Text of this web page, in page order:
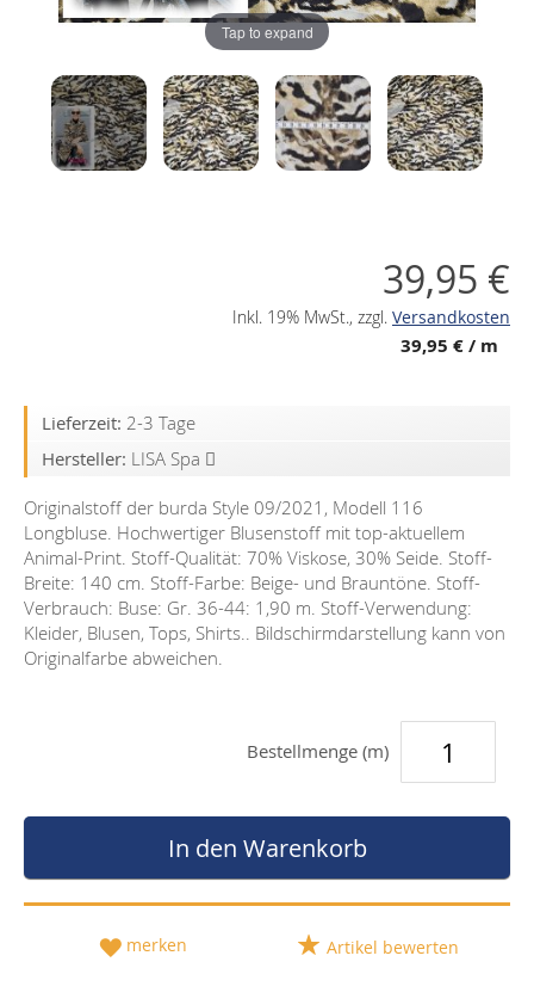
Tap to expand
39,95 €
Inkl. 19% MwSt., zzgl. Versandkosten
39,95 €/ m
Lieferzeit: 2-3 Tage
Hersteller: LISA Spa
Originalstoff der burda Style 09/2021, Modell 116
Longbluse. Hochwertiger Blusenstoff mit top-aktuellem
Animal-Print. Stoff-Qualität: 70% Viskose, 30% Seide. Stoff-
Breite: 140 cm. Stoff-Farbe: Beige- und Brauntöne. Stoff-
Verbrauch: Buse: Gr. 36-44: 1,90 m. Stoff-Verwendung:
Kleider, Blusen, Tops, Shirts.. Bildschirmdarstellung kann von
Originalfarbe abweichen.
Bestellmenge (m)
In den Warenkorb
merken Artikel bewerten